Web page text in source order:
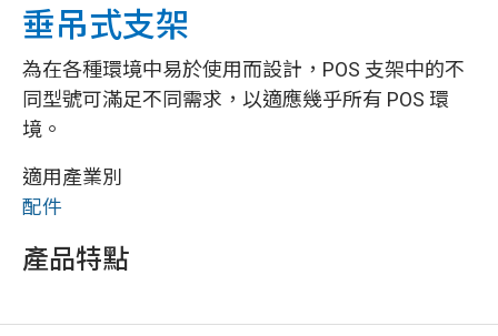
垂吊式支架
為在各種環境中易於使用而設計，POS 支架中的不
同型號可滿足不同需求，以適應幾乎所有 POS 環
境。
適用產業別
配件
產品特點